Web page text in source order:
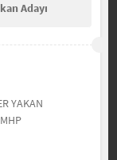
Adayı
YAKAN